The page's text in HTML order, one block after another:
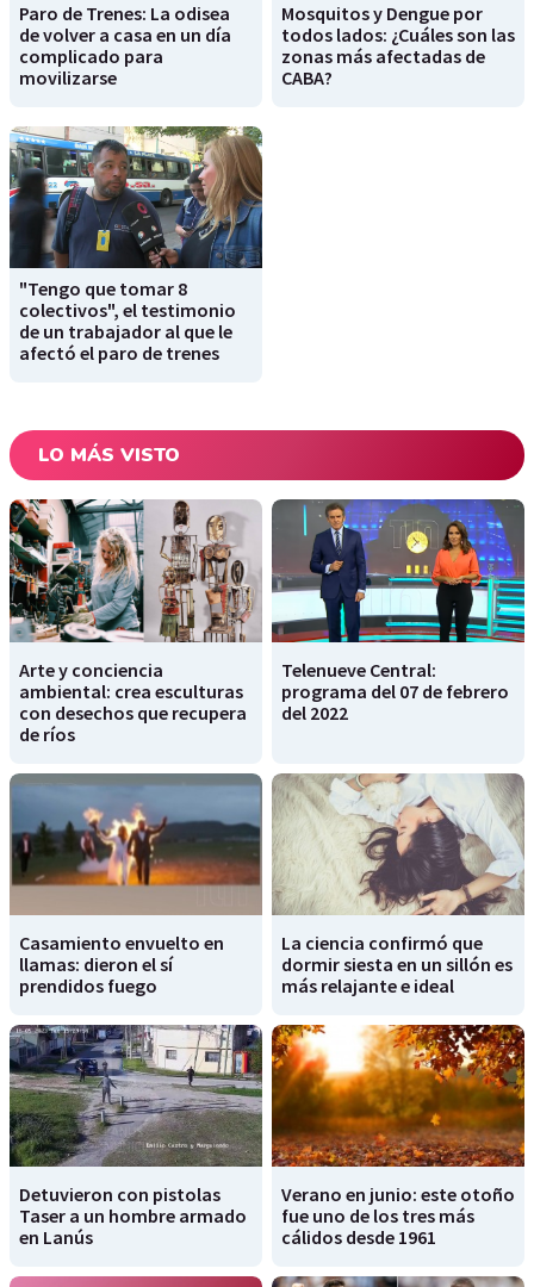
Paro de Trenes: La odisea
de volver a casa en un día
complicado para
movilizarse
Mosquitos y Dengue por
todos lados: ¿Cuáles son las
zonas más afectadas de
CABA?
"Tengo que tomar 8
colectivos", el testimonio
de un trabajador al que le
afectó el paro de trenes
LO MÁS VISTO
Arte y conciencia
ambiental: crea esculturas
con desechos que recupera
de ríos
Telenueve Central:
programa del 07 de febrero
del 2022
Casamiento envuelto en
llamas: dieron el sí
prendidos fuego
La ciencia confirmó que
dormir siesta en un sillón es
más relajante e ideal
Detuvieron con pistolas
Taser a un hombre armado
en Lanús
Verano en junio: este otoño
fue uno de los tres más
cálidos desde 1961